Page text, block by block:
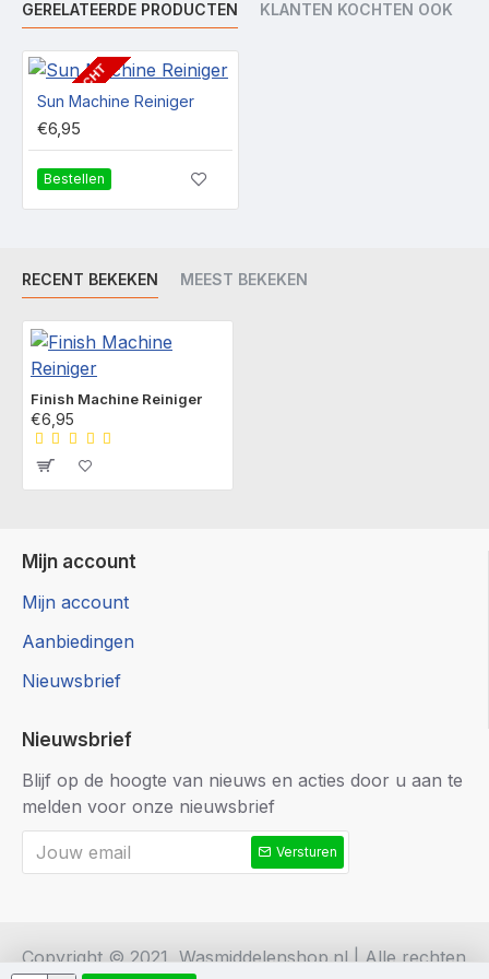
GERELATEERDE PRODUCTEN KLANTEN KOCHTEN OOK
UITVERKOCHT
Sun Machine Reiniger
€6,95
Bestellen
RECENT BEKEKEN MEEST BEKEKEN
Finish Machine Reiniger
€6,95
Mijn account
Mijn account
Aanbiedingen
Nieuwsbrief
Nieuwsbrief
Blijf op de hoogte van nieuws en acties door u aan te
melden voor onze nieuwsbrief
Versturen
Copyright © 2021, Wasmiddelenshop.nl | Alle rechten